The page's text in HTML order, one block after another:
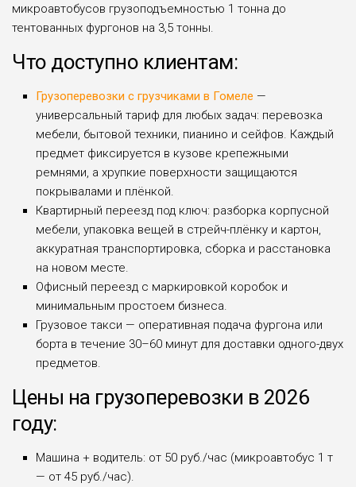
микроавтобусов грузоподъемностью 1 тонна до
тентованных фургонов на 3,5 тонны.
Что доступно клиентам:
Грузоперевозки с грузчиками в Гомеле —
универсальный тариф для любых задач: перевозка
мебели, бытовой техники, пианино и сейфов. Каждый
предмет фиксируется в кузове крепежными
ремнями, а хрупкие поверхности защищаются
покрывалами и плёнкой.
Квартирный переезд под ключ: разборка корпусной
мебели, упаковка вещей в стрейч-плёнку и картон,
аккуратная транспортировка, сборка и расстановка
на новом месте.
Офисный переезд с маркировкой коробок и
минимальным простоем бизнеса.
Грузовое такси — оперативная подача фургона или
борта в течение 30–60 минут для доставки одного-двух
предметов.
Цены на грузоперевозки в 2026
году:
Машина + водитель: от 50 руб./час (микроавтобус 1 т
— от 45 руб./час).